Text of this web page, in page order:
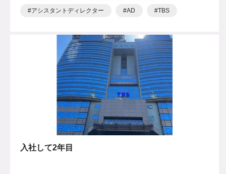
アシスタントディレクター AD TBS
入社して2年目